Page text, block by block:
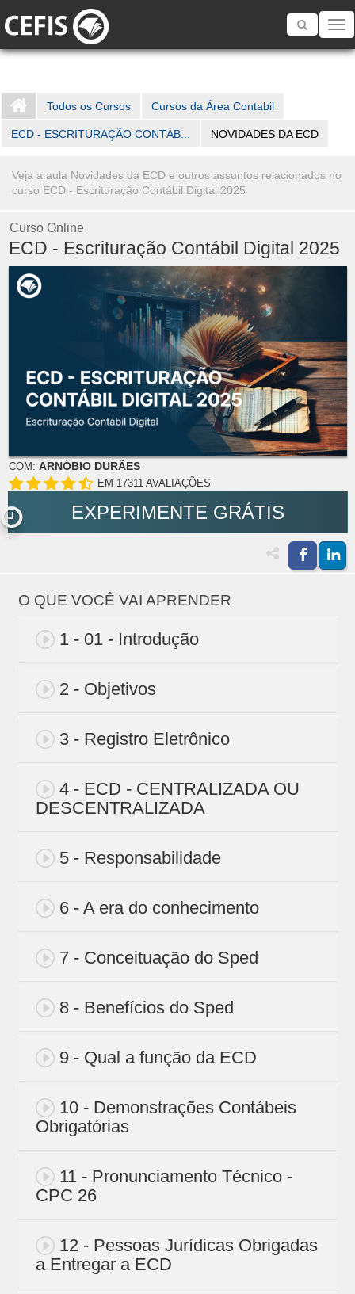
Toggle
Todos os Cursos Cursos da Área Contabil
ECD - ESCRITURAÇÃO CONTÁB... NOVIDADES DA ECD
Veja a aula Novidades da ECD e outros assuntos relacionados no
curso ECD - Escrituração Contábil Digital 2025
Curso Online
ECD - Escrituração Contábil Digital 2025
COM: ARNÓBIO DURÃES
EM 17311 AVALIAÇÕES
EXPERIMENTE GRÁTIS
O QUE VOCÊ VAI APRENDER
1 - 01 - Introdução
2 - Objetivos
3 - Registro Eletrônico
4 - ECD - CENTRALIZADA OU
DESCENTRALIZADA
5 - Responsabilidade
6 - A era do conhecimento
7 - Conceituação do Sped
8 - Benefícios do Sped
9 - Qual a função da ECD
10 - Demonstrações Contábeis
Obrigatórias
11 - Pronunciamento Técnico -
CPC 26
12 - Pessoas Jurídicas Obrigadas
a Entregar a ECD